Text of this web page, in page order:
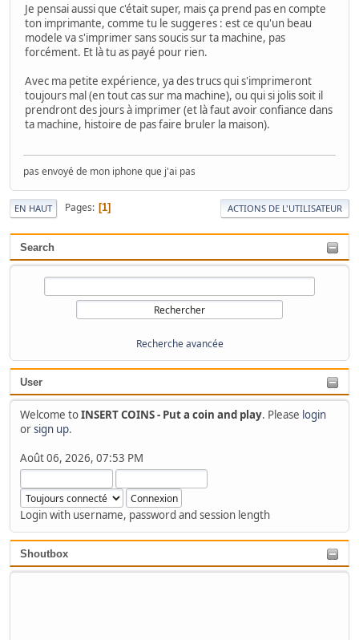
Search
Recherche avancée
User
Welcome toINSERT COINS - Put a coin and play. Please login
orsign up.
Août 06, 2026, 07:53 PM
Login with username, password and session length
Shoutbox
Je pensai aussi que c'était super, mais ça prend pas en compte
ton imprimante, comme tu le suggeres : est ce qu'un beau
modele va s'imprimer sans soucis sur ta machine, pas
forcément. Et là tu as payé pour rien.
Avec ma petite expérience, ya des trucs qui s'imprimeront
toujours mal (en tout cas sur ma machine), ou qui si jolis soit il
prendront des jours à imprimer (et là faut avoir confiance dans
ta machine, histoire de pas faire bruler la maison).
pas envoyé de mon iphone que j'ai pas
EN HAUT Pages 1 ACTIONS DE L'UTILISATEUR